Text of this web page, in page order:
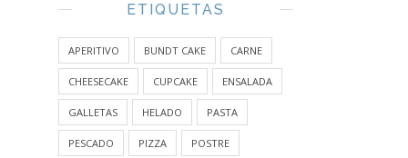
ETIQUETAS
APERITIVO BUNDT CAKE CARNE
CHEESECAKE CUPCAKE ENSALADA
GALLETAS HELADO PASTA
PESCADO PIZZA POSTRE